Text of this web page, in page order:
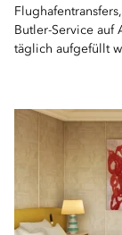
Butler-Service
täglich aufgefüllt